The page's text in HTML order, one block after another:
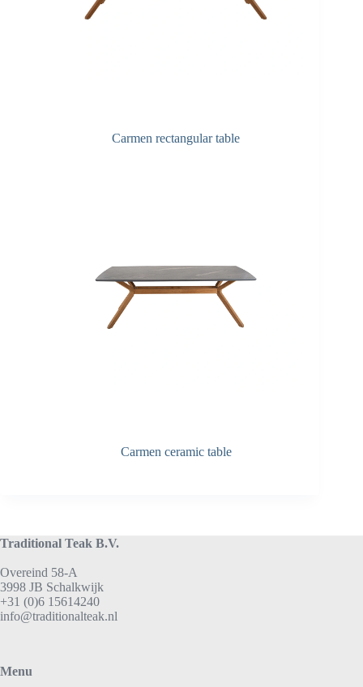
Carmen rectangular table
Carmen ceramic table
Traditional Teak B.V.
Overeind 58-A
3998 JB Schalkwijk
+31 (0)6 15614240
info@traditionalteak.nl
Menu